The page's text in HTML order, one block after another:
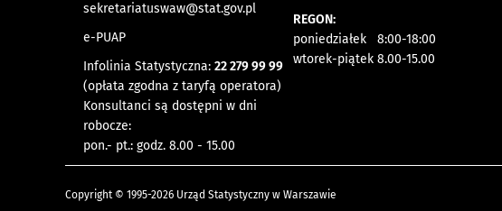
sekretariatuswaw@stat.gov.pl
e-PUAP
Infolinia Statystyczna: 22 279 99 99
(opłata zgodna z taryfą operatora)
Konsultanci są dostępni w dni
robocze:
pon.- pt.: godz. 8.00 - 15.00
REGON:
poniedziałek 8:00-18:00
wtorek-piątek 8.00-15.00
Copyright © 1995-2026 Urząd Statystyczny w Warszawie